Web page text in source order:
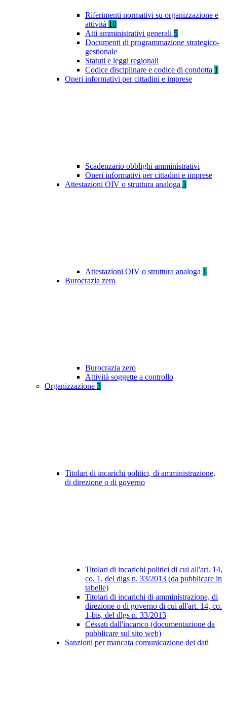
Riferimenti normativi su organizzazione e
attività 10
Atti amministrativi generali 5
Documenti di programmazione strategico-
gestionale
Statuti e leggi regionali
Codice disciplinare e codice di condotta 1
Oneri informativi per cittadini e imprese
Scadenzario obblighi amministrativi
Oneri informativi per cittadini e imprese
Attestazioni OIV o struttura analoga 3
Attestazioni OIV o struttura analoga 1
Burocrazia zero
Burocrazia zero
Attività soggette a controllo
Organizzazione 3
Titolari di incarichi politici, di amministrazione,
di direzione o di governo
Titolari di incarichi politici di cui all'art. 14,
co. 1, del dlgs n. 33/2013 (da pubblicare in
tabelle)
Titolari di incarichi di amministrazione, di
direzione o di governo di cui all'art. 14, co.
1-bis, del dlgs n. 33/2013
Cessati dall'incarico (documentazione da
pubblicare sul sito web)
Sanzioni per mancata comunicazione dei dati